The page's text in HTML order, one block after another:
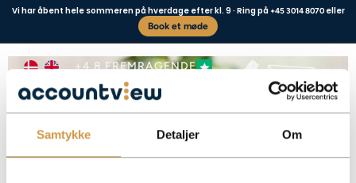
Samtykke Detaljer Om
Vi har åbent hele sommeren på hverdage efter kl. 9 · Ring på +45 3014 8070eller
Book et møde
+4,8 FREMRAGENDE
Adgang til e-Boks